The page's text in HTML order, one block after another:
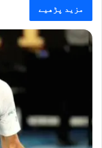
مزید پڑھیے